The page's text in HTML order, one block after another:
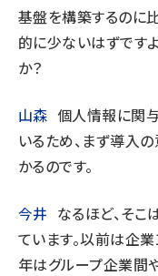
基盤を構築するのに
的に少ないはずです
か？
山森 個人情報に関
いるため、まず導入
かるのです。
今井 なるほど、そ
ています。以前は企
年はグループ企業間